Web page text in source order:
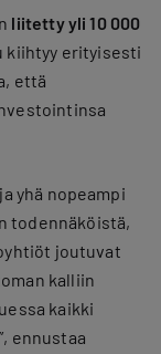
liitetty yli 10 000
kiihtyy erityisesti
että
yhä nopeampi
todennäköistä,
joutuvat
kalliin
kaikki
ennustaa